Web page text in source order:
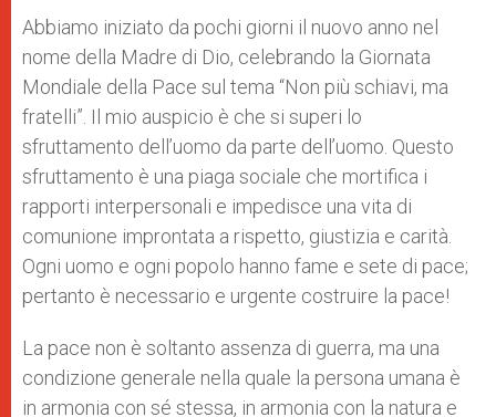
Abbiamo iniziato da pochi giorni il nuovo anno nel
nome della Madre di Dio, celebrando la Giornata
Mondiale della Pace sul tema “Non più schiavi, ma
fratelli”. Il mio auspicio è che si superi lo
sfruttamento dell’uomo da parte dell’uomo. Questo
sfruttamento è una piaga sociale che mortifica i
rapporti interpersonali e impedisce una vita di
comunione improntata a rispetto, giustizia e carità.
Ogni uomo e ogni popolo hanno fame e sete di pace;
pertanto è necessario e urgente costruire la pace!
La pace non è soltanto assenza di guerra, ma una
condizione generale nella quale la persona umana è
in armonia con sé stessa, in armonia con la natura e